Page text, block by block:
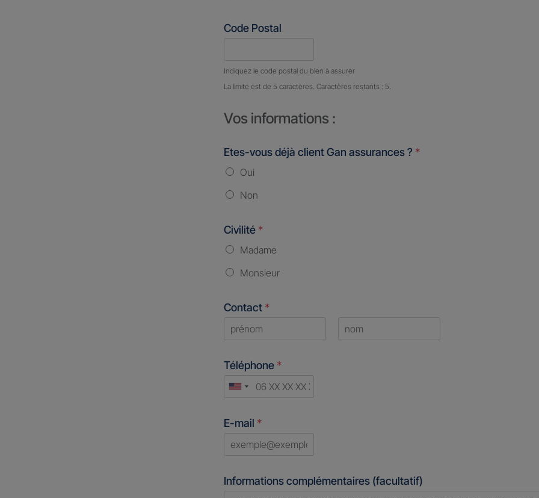
Code Postal
Nombre de caractères restants :
Indiquez le code postal du bien à assurer
La limite est de 5 caractères. Caractères restants : 5.
Vos informations :
Etes-vous déjà client Gan assurances ? *
Oui
Non
Civilité *
Madame
Monsieur
Contact *
Téléphone *
United
E-mail *
Informations complémentaires (facultatif)